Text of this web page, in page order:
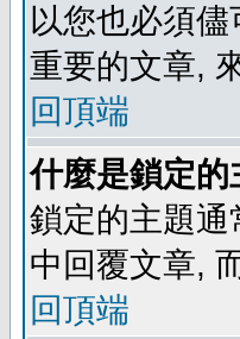
以您也必須
重要的文章,
回頂端
什麼是鎖定的
鎖定的主題
中回覆文章,
回頂端